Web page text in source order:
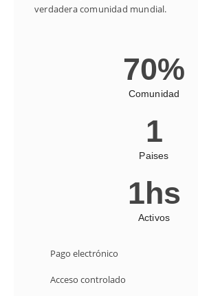
verdadera comunidad mundial.
Comunidad
70%
Paises
1
Activos
1hs
Pago electrónico
Acceso controlado